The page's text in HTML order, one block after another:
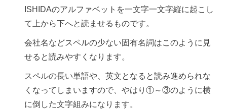
ISHIDAのアルファベットを一文字一文字縦に起こし
て上から下へと読ませるものです。
会社名などスペルの少ない固有名詞はこのように見
せると読みやすくなります。
スペルの長い単語や、英文となると読み進められな
くなってしまいますので、やはり①～③のように横
に倒した文字組みになります。